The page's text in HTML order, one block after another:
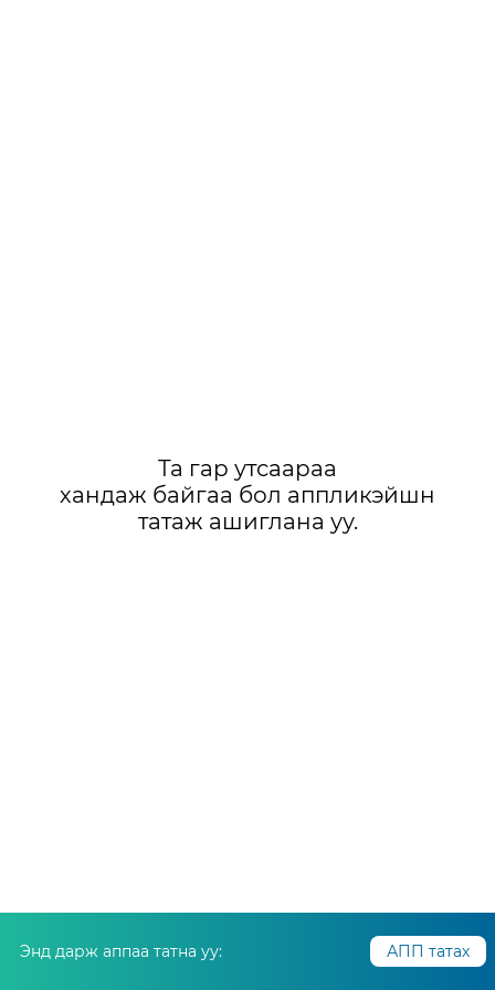
Та гар утсаараа
хандаж байгаа бол аппликэйшн
татаж ашиглана уу.
Энд дарж аппаа татна уу: АПП татах